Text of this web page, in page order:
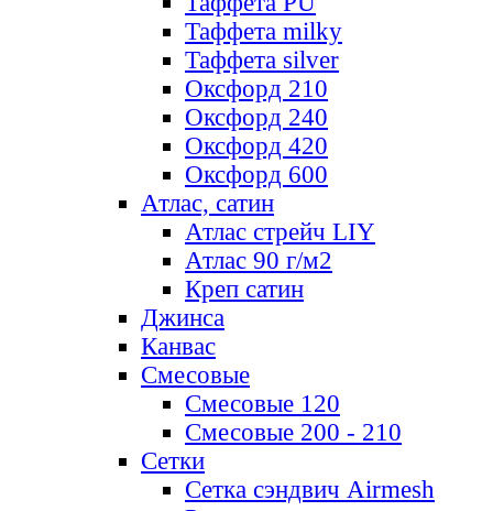
Таффета milky
Таффета silver
Оксфорд 210
Оксфорд 240
Оксфорд 420
Оксфорд 600
Атлас, сатин
Атлас стрейч LIY
Атлас 90 г/м2
Креп сатин
Джинса
Канвас
Смесовые
Смесовые 120
Смесовые 200 - 210
Сетки
Сетка сэндвич Airmesh